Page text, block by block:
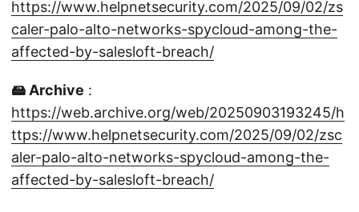
https://www.helpnetsecurity.com/2025/09/02/zs
caler-palo-alto-networks-spycloud-among-the-
affected-by-salesloft-breach/
🖴 Archive :
https://web.archive.org/web/20250903193245/h
ttps://www.helpnetsecurity.com/2025/09/02/zsc
aler-palo-alto-networks-spycloud-among-the-
affected-by-salesloft-breach/